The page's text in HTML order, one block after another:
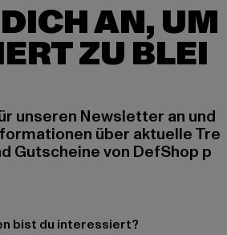
AN, UM
ZU BLEI
unseren Newsletter an und
über aktuelle Tre
Gutscheine von DefShop p
bist du interessiert?